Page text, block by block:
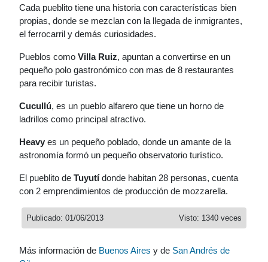
Cada pueblito tiene una historia con características bien
propias, donde se mezclan con la llegada de inmigrantes,
el ferrocarril y demás curiosidades.
Pueblos como Villa Ruiz, apuntan a convertirse en un
pequeño polo gastronómico con mas de 8 restaurantes
para recibir turistas.
Cucullú, es un pueblo alfarero que tiene un horno de
ladrillos como principal atractivo.
Heavy es un pequeño poblado, donde un amante de la
astronomía formó un pequeño observatorio turístico.
El pueblito de Tuyutídonde habitan 28 personas, cuenta
con 2 emprendimientos de producción de mozzarella.
Visto: 1340 veces
Publicado: 01/06/2013
Más información de Buenos Aires y de San Andrés de